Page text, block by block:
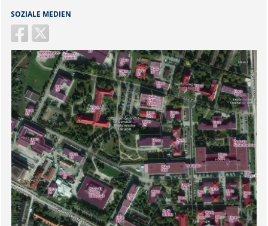
Sicherheitsabfrage:
SOZIALE MEDIEN